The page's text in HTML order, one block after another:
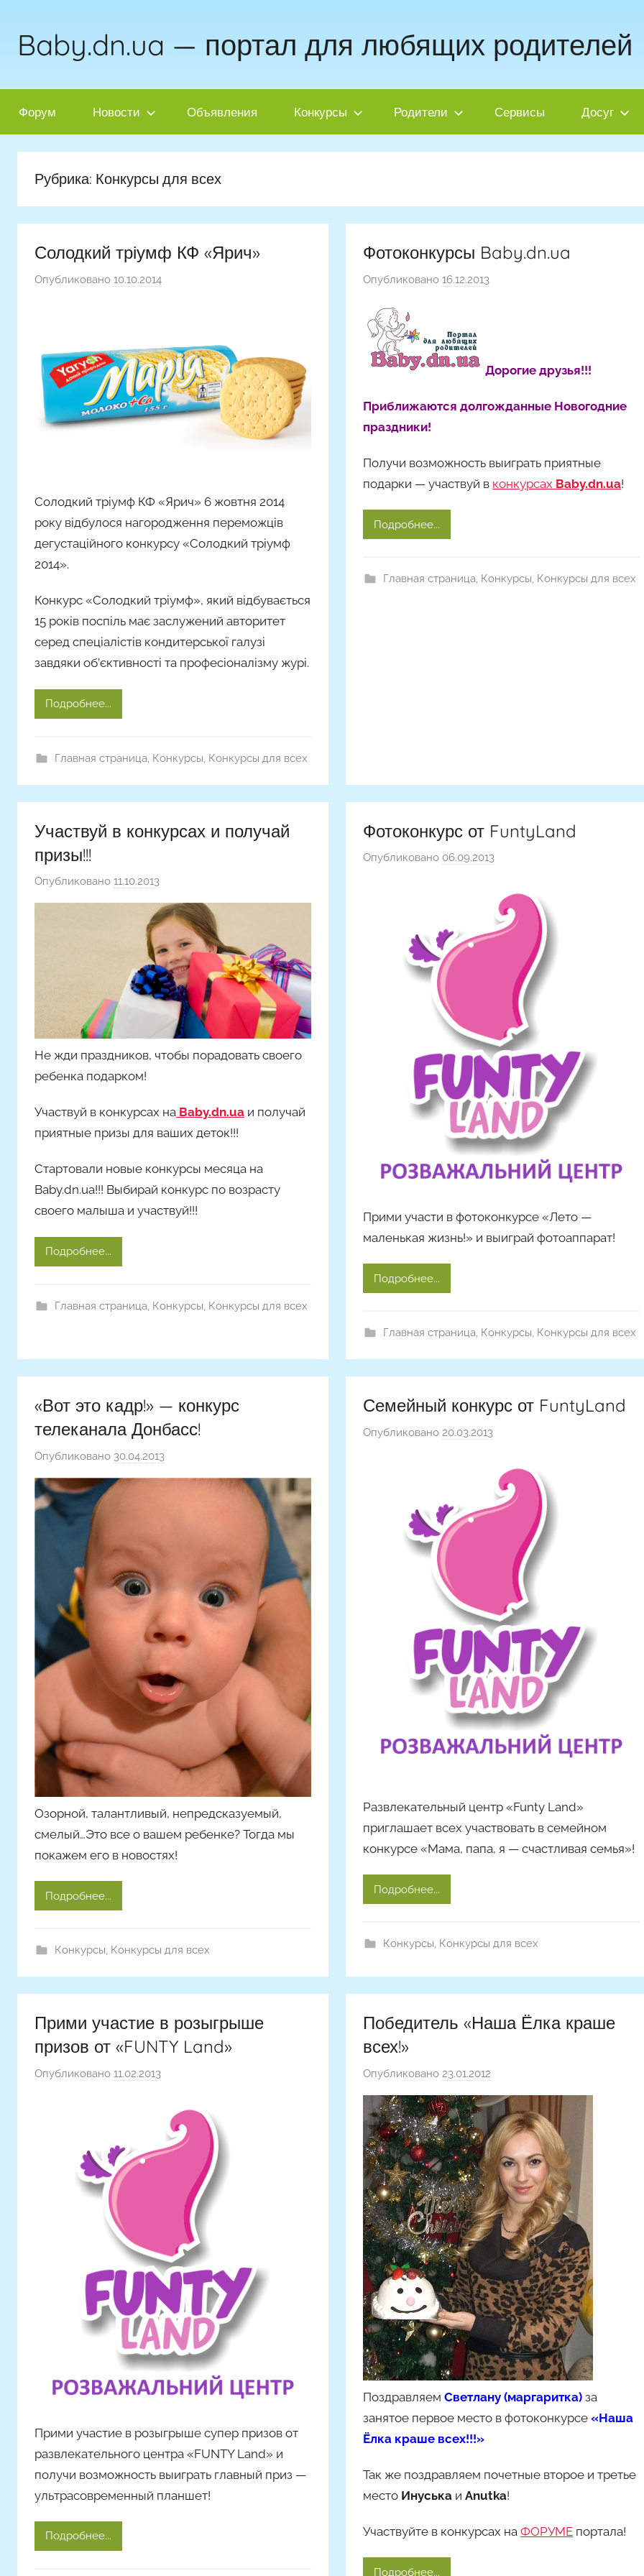
содержимому
Baby.dn.ua — портал для любящих родителей
Форум Новости Объявления Конкурсы Родители Сервисы Досуг
Рубрика: Конкурсы для всех
Солодкий тріумф КФ «Ярич»
Опубликовано 10.10.2014
р
о
м
Н
Ч
а
д
Солодкий тріумф КФ «Ярич» 6 жовтня 2014
року відбулося нагородження переможців
дегустаційного конкурсу «Солодкий тріумф
2014».
Конкурс «Солодкий тріумф», який відбувається
15 років поспіль має заслужений авторитет
серед спеціалістів кондитерської галузі
завдяки об’єктивності та професіоналізму журі.
Подробнее...
Главная страница, Конкурсы, Конкурсы для всех
Фотоконкурсы Baby.dn.ua
Опубликовано16.12.2013
о
Н
т
я
к
Дорогие друзья!!!
Приближаются долгожданные Новогодние
праздники!
Получи возможность выиграть приятные
подарки — участвуй в конкурсах Baby.dn.ua!
Подробнее...
Главная страница, Конкурсы, Конкурсы для всех
Участвуй в конкурсах и получай
призы!!!
Опубликовано 11.10.2013
в
т
р
о
м
Не жди праздников, чтобы порадовать своего
ребенка подарком!
Участвуй в конкурсах на Baby.dn.ua и получай
приятные призы для ваших деток!!!
Стартовали новые конкурсы месяца на
Baby.dn.ua!!! Выбирай конкурс по возрасту
своего малыша и участвуй!!!
Подробнее...
Главная страница, Конкурсы, Конкурсы для всех
Фотоконкурс от FuntyLand
Опубликовано 06.09.2013
о
р
т
я
а
д
ю
к
Прими участи в фотоконкурсе «Лето —
маленькая жизнь!» и выиграй фотоаппарат!
Подробнее...
Главная страница, Конкурсы, Конкурсы для всех
«Вот это кадр!» — конкурс
телеканала Донбасс!
Опубликовано 30.04.2013
в
с
т
Ч
а
д
к
Озорной, талантливый, непредсказуемый,
смелый…Это все о вашем ребенке? Тогда мы
покажем его в новостях!
Подробнее...
Конкурсы, Конкурсы для всех
Семейный конкурс от FuntyLand
Опубликовано20.03.2013
о
р
т
я
а
д
ю
к
Развлекательный центр «Funty Land»
приглашает всех участвовать в семейном
конкурсе «Мама, папа, я — счастливая семья»!
Подробнее...
Конкурсы, Конкурсы для всех
Прими участие в розыгрыше
призов от «FUNTY Land»
Опубликовано 11.02.2013
р
т
я
Ч
а
д
ю
к
Прими участие в розыгрыше супер призов от
развлекательного центра «FUNTY Land» и
получи возможность выиграть главный приз —
ультрасовременный планшет!
Подробнее...
Победитель «Наша Ёлка краше
всех!»
Опубликовано23.01.2012
в
о
р
о
м
Н
а
я
Ч
а
д
ю
к
Поздравляем Светлану (маргаритка) за
занятое первое место в фотоконкурсе«Наша
Ёлка краше всех!!!»
Так же поздравляем почетные второе и третье
место Инуська иAnutka!
Участвуйте в конкурсах наФОРУМЕ портала!
Подробнее...